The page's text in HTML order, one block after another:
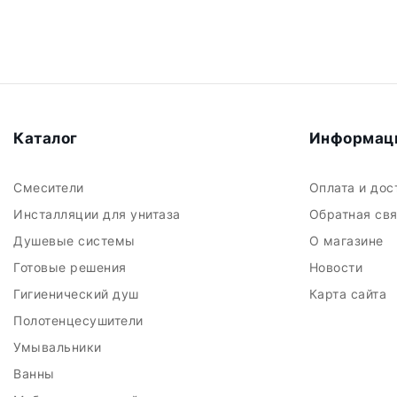
Каталог
Смесители
Инсталляции для унитаза
Душевые системы
Готовые решения
Гигиенический душ
Полотенцесушители
Умывальники
Ванны
Оплата и
Обратная
О магазине
Новости
Карта сайта